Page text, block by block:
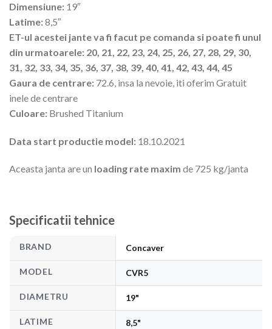
Dimensiune: 19″
Latime:8,5″
ET-ul acestei jante va fi facut pe comanda si poate fi unul
din urmatoarele: 20, 21, 22, 23, 24, 25, 26, 27, 28, 29, 30,
31, 32, 33, 34, 35, 36, 37, 38, 39, 40, 41, 42, 43, 44, 45
Gaura de centrare: 72.6, insa la nevoie, iti oferim Gratuit
inele de centrare
Culoare: Brushed Titanium
Data start productie model: 18.10.2021
Aceasta janta are un loading rate maxim de 725 kg/janta
Specificatii tehnice
BRAND Concaver
MODEL CVR5
DIAMETRU 19"
LATIME 8,5"